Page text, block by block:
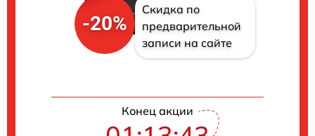
-20%
Скидка по
предварительной
записи на сайте
Конец акции